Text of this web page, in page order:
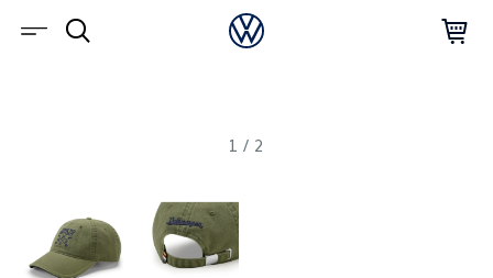
1 / 2